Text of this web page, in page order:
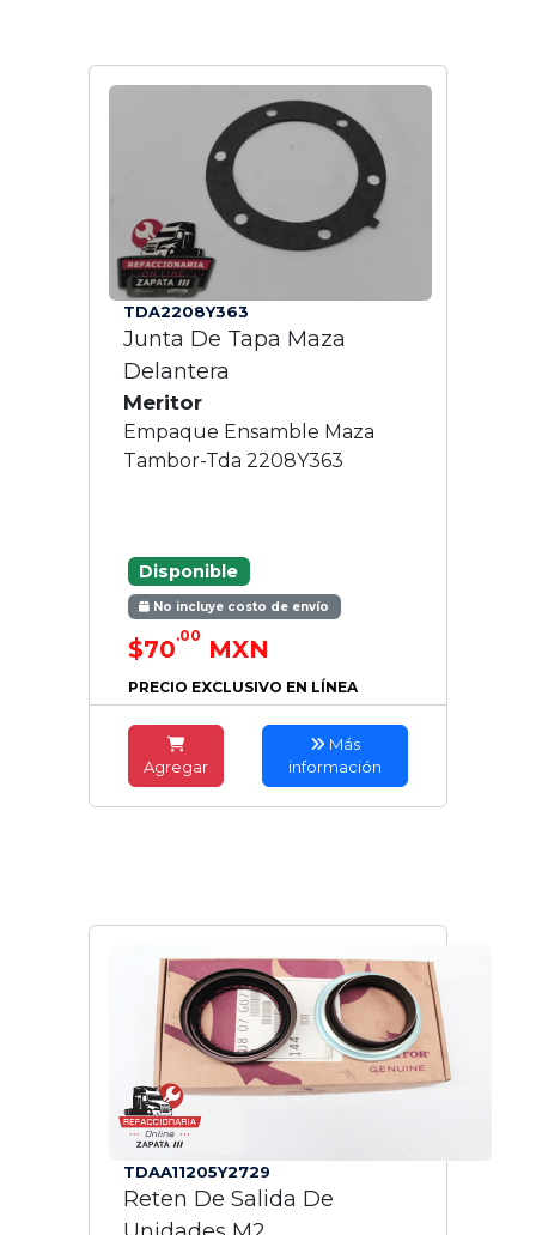
TDA2208Y363
Junta De Tapa Maza
Delantera
Meritor
Empaque Ensamble Maza
Tambor-Tda 2208Y363
Disponible
No incluye costo de envío
$70.00 MXN
PRECIO EXCLUSIVO EN LÍNEA
Agregar
Más
información
TDAA11205Y2729
Reten De Salida De